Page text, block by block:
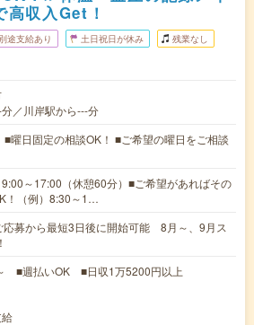
高収入Get！
途支給あり 土日祝日が休み 残業なし
／川岸駅から---分
■曜日固定の相談OK！ ■ご希望の曜日をご相談
9:00～17:00（休憩60分）■ご希望があればその
！（例）8:30～1…
募から最短3日後に開始可能 8月～、9月ス
■週払いOK ■日収1万5200円以上